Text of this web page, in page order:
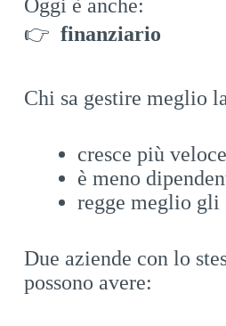
Oggi è anche:
👉 finanziario
Chi sa gestire meglio
cresce più
è meno
regge meglio gli
Due aziende con lo
possono avere: